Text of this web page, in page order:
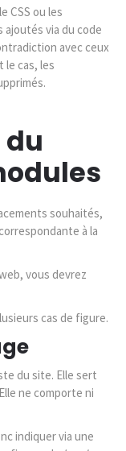
CSS ou les
ajoutés via du code
avec ceux
le cas, les
du
souhaités,
à la
vous devrez
cas de figure.
du site. Elle sert
ne comporte ni
indiquer via une